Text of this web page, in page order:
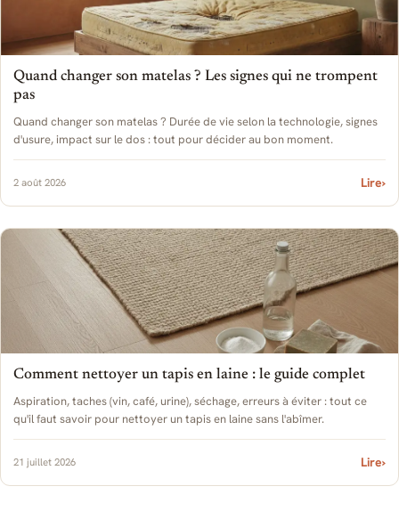
Quand changer son matelas ? Les signes qui ne trompent
pas
Quand changer son matelas ? Durée de vie selon la technologie, signes
d'usure, impact sur le dos : tout pour décider au bon moment.
2 août 2026 Lire›
Comment nettoyer un tapis en laine : le guide complet
Aspiration, taches (vin, café, urine), séchage, erreurs à éviter : tout ce
qu'il faut savoir pour nettoyer un tapis en laine sans l'abîmer.
21 juillet 2026 Lire›